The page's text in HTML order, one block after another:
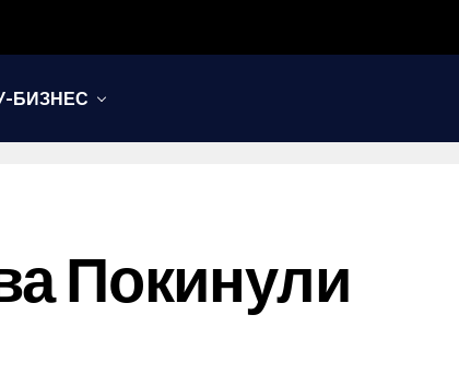
БИЗНЕС
Покинули